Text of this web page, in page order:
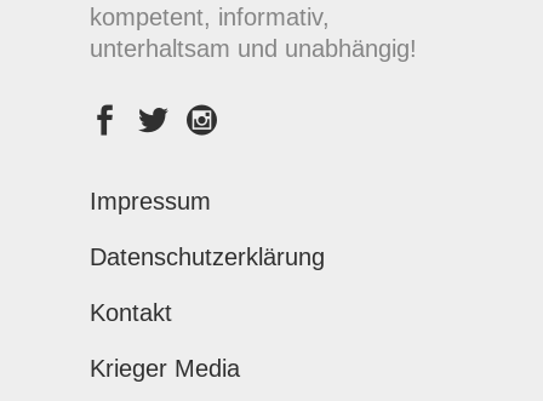
kompetent, informativ,
unterhaltsam und unabhängig!
Impressum
Datenschutzerklärung
Kontakt
Krieger Media